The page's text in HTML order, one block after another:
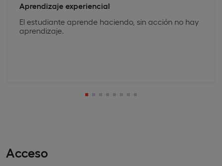
Aprendizaje experiencial
El estudiante aprende haciendo, sin acción no hay
aprendizaje.
Acceso